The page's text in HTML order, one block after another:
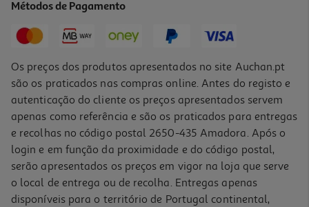
Métodos de Pagamento
Os preços dos produtos apresentados no site Auchan.pt
são os praticados nas compras online. Antes do registo e
autenticação do cliente os preços apresentados servem
apenas como referência e são os praticados para entregas
e recolhas no código postal 2650-435 Amadora. Após o
login e em função da proximidade e do código postal,
serão apresentados os preços em vigor na loja que serve
o local de entrega ou de recolha. Entregas apenas
disponíveis para o território de Portugal continental,